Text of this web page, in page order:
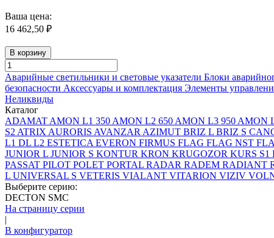
Ваша цена:
16 462,50 ₽
В корзину
Аварийные светильники и световые указатели Блоки
безопасности Аксессуары и комплектация Элементы
Неликвиды
Каталог
ADAMAT AMON L1 350 AMON L2 650 AMON L3 950 AMON
S2 ATRIX AURORIS AVANZAR AZIMUT BRIZ L BRIZ S
L1 DL L2 ESTETICA EVERON FIRMUS FLAG FLAG NST
JUNIOR L JUNIOR S KONTUR KRON KRUGOZOR KURS S1
PASSAT PILOT POLET PORTAL RADAR RADEM RADIANT
L UNIVERSAL S VETERIS VIALANT VITARION VIZIV
Выберите серию:
DECTON SMC
На страницу серии
|
В конфигуратор